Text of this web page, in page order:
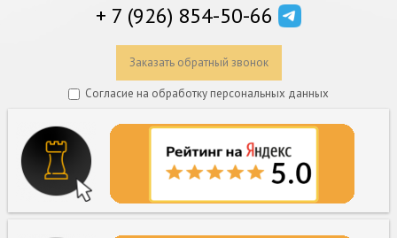
+ 7 (926) 854-50-66
Заказать обратный звонок
Согласие на обработку персональных данных